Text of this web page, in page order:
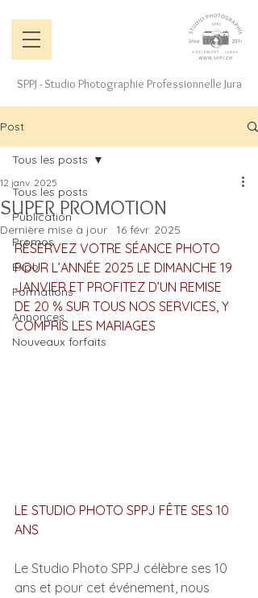
SPPJ - Studio Photographie Professionnelle Jura
Post
Tous les posts
Publication
Promos
Expo
Formations
Annonces
Nouveaux forfaits
Tous les posts
SUPER PROMOTION
12 janv. 2025
Dernière mise à jour : 16 févr. 2025
RÉSERVEZ VOTRE SÉANCE PHOTO
POUR L’ANNÉE 2025 LE DIMANCHE 19
JANVIER ET PROFITEZ D’UN REMISE
DE 20 % SUR TOUS NOS SERVICES, Y
COMPRIS LES MARIAGES
LE STUDIO PHOTO SPPJ FÊTE SES 10
ANS
Le Studio Photo SPPJ célèbre ses 10
ans et pour cet événement, nous